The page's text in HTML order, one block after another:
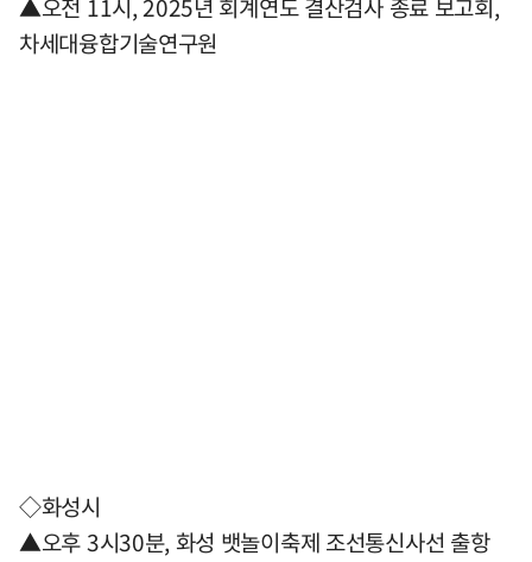
▲오전 11시, 2025년 회계연도 결산검사 종료 보고회,
차세대융합기술연구원
◇화성시
▲오후 3시30분, 화성 뱃놀이축제 조선통신사선 출항